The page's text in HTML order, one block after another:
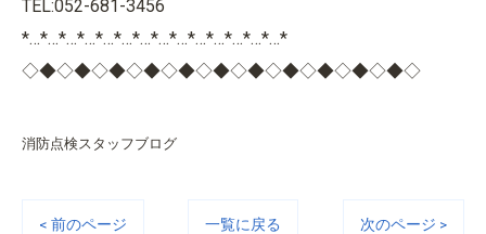
TEL:052-681-3456
*…*…*…*…*…*…*…*…*…*…*…*…*…*…*
◇◆◇◆◇◆◇◆◇◆◇◆◇◆◇◆◇◆◇◆◇◆◇
消防点検スタッフブログ
< 前のページ 一覧に戻る 次のページ >